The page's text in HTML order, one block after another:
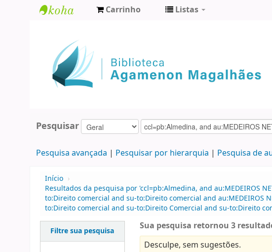
Agamenon
Magalhães
Carrinho Listas
Pesquisar
Pesquisa avançada Pesquisar por hierarquia Pesquisa de
Início ›
Resultados da pesquisa por 'ccl=pb:Almedina, and au:MEDEIROS
to:Direito comercial and su-to:Direito comercial and au:MEDEIROS
to:Direito comercial and su-to:Direito Comercial and su-to:Direito
Filtre sua pesquisa
Sua pesquisa retornou 3
Desculpe, sem sugestões.